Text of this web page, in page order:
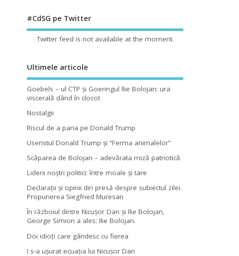
#CdSG pe Twitter
Twitter feed is not available at the moment.
Ultimele articole
Goebels – ul CTP şi Goeringul Ilie Bolojan: ura
viscerală dând în clocot
Nostalgii
Riscul de a paria pe Donald Trump
Useristul Donald Trump şi “Ferma animalelor”
Scăparea de Bolojan – adevărata miză patriotică
Liderii noştri politici: între moale şi tare
Declaraţii şi opinii din presă despre subiectul zilei.
Propunerea Siegfried Muresan
În războiul dintre Nicuşor Dan şi Ilie Bolojan,
George Simion a ales: Ilie Bolojan.
Doi idioţi care gândesc cu fierea
I s-a uşurat ecuaţia lui Nicuşor Dan